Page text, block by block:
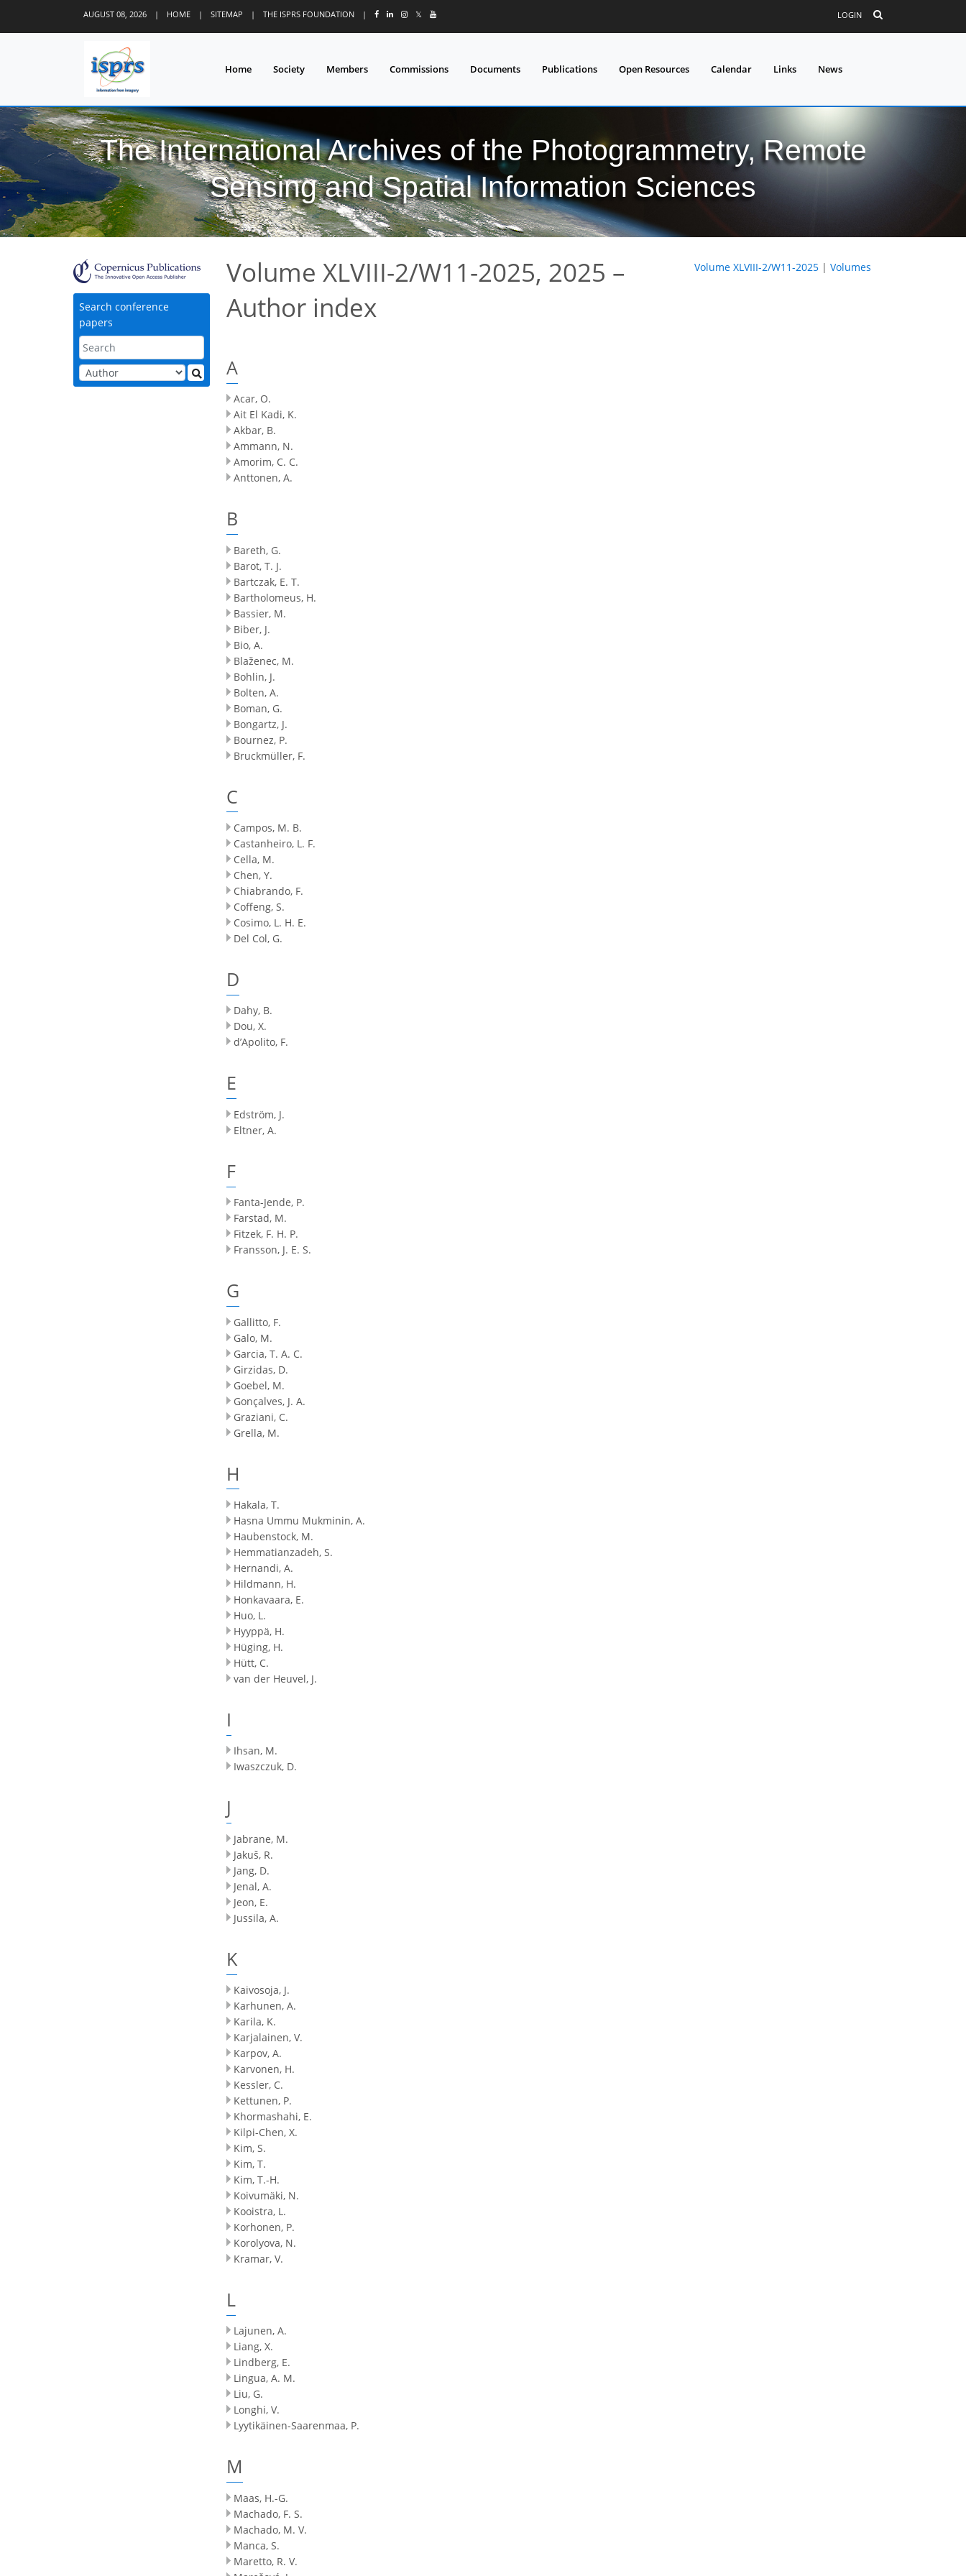
AUGUST 08, 2026 | HOME | SITEMAP | THE ISPRS FOUNDATION | 𝕏 LOGIN
Home Society Members Commissions Documents Publications Open Resources Calendar Links News
The International Archives of the Photogrammetry, Remote
Sensing and Spatial Information Sciences
Search conference
papers
Volume XLVIII-2/W11-2025, 2025 –
Author index
Volume XLVIII-2/W11-2025| Volumes
A
Acar, O.
Ait El Kadi, K.
Akbar, B.
Ammann, N.
Amorim, C. C.
Anttonen, A.
B
Bareth, G.
Barot, T. J.
Bartczak, E. T.
Bartholomeus, H.
Bassier, M.
Biber, J.
Bio, A.
Blaženec, M.
Bohlin, J.
Bolten, A.
Boman, G.
Bongartz, J.
Bournez, P.
Bruckmüller, F.
C
Campos, M. B.
Castanheiro, L. F.
Cella, M.
Chen, Y.
Chiabrando, F.
Coffeng, S.
Cosimo, L. H. E.
Del Col, G.
D
Dahy, B.
Dou, X.
d’Apolito, F.
E
Edström, J.
Eltner, A.
F
Fanta-Jende, P.
Farstad, M.
Fitzek, F. H. P.
Fransson, J. E. S.
G
Gallitto, F.
Galo, M.
Garcia, T. A. C.
Girzidas, D.
Goebel, M.
Gonçalves, J. A.
Graziani, C.
Grella, M.
H
Hakala, T.
Hasna Ummu Mukminin, A.
Haubenstock, M.
Hemmatianzadeh, S.
Hernandi, A.
Hildmann, H.
Honkavaara, E.
Huo, L.
Hyyppä, H.
Hüging, H.
Hütt, C.
van der Heuvel, J.
I
Ihsan, M.
Iwaszczuk, D.
J
Jabrane, M.
Jakuš, R.
Jang, D.
Jenal, A.
Jeon, E.
Jussila, A.
K
Kaivosoja, J.
Karhunen, A.
Karila, K.
Karjalainen, V.
Karpov, A.
Karvonen, H.
Kessler, C.
Kettunen, P.
Khormashahi, E.
Kilpi-Chen, X.
Kim, S.
Kim, T.
Kim, T.-H.
Koivumäki, N.
Kooistra, L.
Korhonen, P.
Korolyova, N.
Kramar, V.
L
Lajunen, A.
Liang, X.
Lindberg, E.
Lingua, A. M.
Liu, G.
Longhi, V.
Lyytikäinen-Saarenmaa, P.
M
Maas, H.-G.
Machado, F. S.
Machado, M. V.
Manca, S.
Maretto, R. V.